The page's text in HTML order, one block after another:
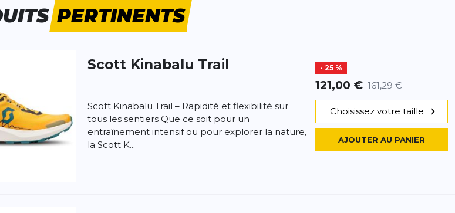
PERTINENTS
Scott Kinabalu Trail - 25 %
121,00 € 161,29 €
Scott Kinabalu Trail – Rapidité et flexibilité sur
tous les sentiers Que ce soit pour un
entraînement intensif ou pour explorer la nature,
la Scott K...
Choisissez votre taille
AJOUTER AU PANIER